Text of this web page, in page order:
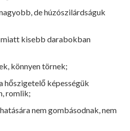
de hú­zószilárdságuk
kisebb da­rabokban
könnyen tör­nek;
hőszigetelő ké­pességük
rom­lik;
nem gombásodnak, nem